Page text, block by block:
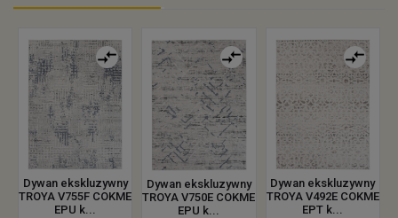
Dywan ekskluzywny
TROYA V755F COKME
EPU k...
Dywan ekskluzywny
TROYA V750E COKME
EPU k...
Dywan ekskluzywny
TROYA V492E COKME
EPT k...